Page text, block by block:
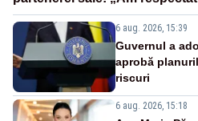
6 aug. 2026, 15:39
Guvernul a
aprobă
riscuri
6 aug. 2026, 15:18